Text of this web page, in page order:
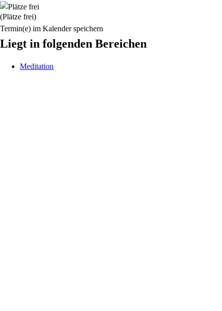
(Plätze frei)
Termin(e) im Kalender speichern
Liegt in folgenden Bereichen
Meditation